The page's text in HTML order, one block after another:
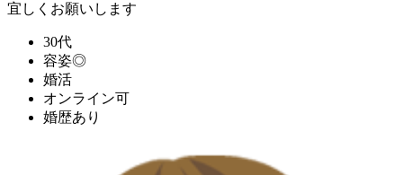
宜しくお願いします
30代
容姿◎
婚活
オンライン可
婚歴あり